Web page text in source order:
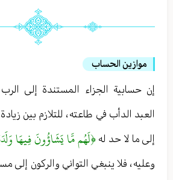
موازين الحساب
إن حسابية الجزاء المستندة إلى
العبد الدأب في طاعته ، للتلازم بين
إلى ما لا حد له ﴿لَهُم مَّا يَشَاؤُونَ فِيهَا
وعليه ، فلا ينبغي التواني والركون إلى